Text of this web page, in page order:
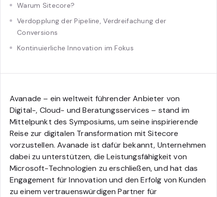
Warum Sitecore?
Verdopplung der Pipeline, Verdreifachung der
Conversions
Kontinuierliche Innovation im Fokus
Avanade – ein weltweit führender Anbieter von
Digital-, Cloud- und Beratungsservices – stand im
Mittelpunkt des Symposiums, um seine inspirierende
Reise zur digitalen Transformation mit Sitecore
vorzustellen. Avanade ist dafür bekannt, Unternehmen
dabei zu unterstützen, die Leistungsfähigkeit von
Microsoft-Technologien zu erschließen, und hat das
Engagement für Innovation und den Erfolg von Kunden
zu einem vertrauenswürdigen Partner für